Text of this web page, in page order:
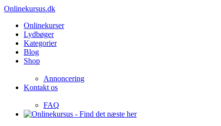
Onlinekursus.dk
Onlinekurser
Lydbøger
Kategorier
Blog
Shop
Annoncering
Kontakt os
FAQ